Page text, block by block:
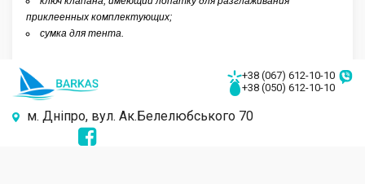
приклеенных комплектующих;
сумка для тента.
+38 (067) 612-10-10
+38 (050) 612-10-10
м. Дніпро, вул. Ак.Белелюбського 70